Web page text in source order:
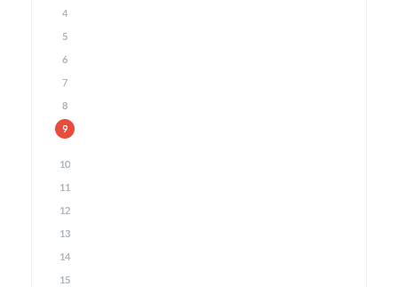
4
5
6
7
8
9
10
11
12
13
14
15